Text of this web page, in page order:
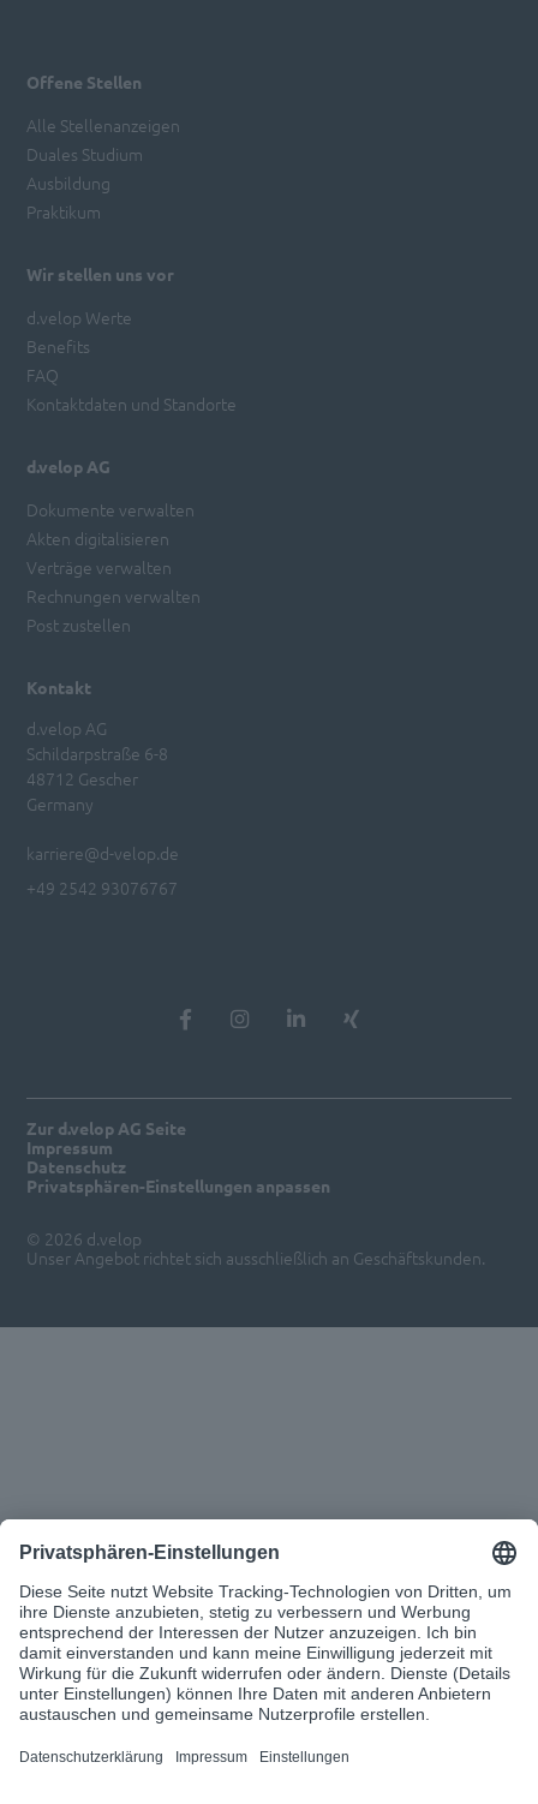
Kontakt
d.velop AG
Schildarpstraße 6-8
48712 Gescher
Germany
karriere@d-velop.de
+49 2542 93076767
Offene Stellen
Alle Stellenanzeigen
Duales Studium
Ausbildung
Praktikum
Wir stellen uns vor
d.velop Werte
Benefits
FAQ
Kontaktdaten und Standorte
d.velop AG
Dokumente verwalten
Akten digitalisieren
Verträge verwalten
Rechnungen verwalten
Post zustellen
Zur d.velop AG Seite
Impressum
Datenschutz
Privatsphären-Einstellungen anpassen
© 2026 d.velop
Unser Angebot richtet sich ausschließlich an Geschäftskunden.